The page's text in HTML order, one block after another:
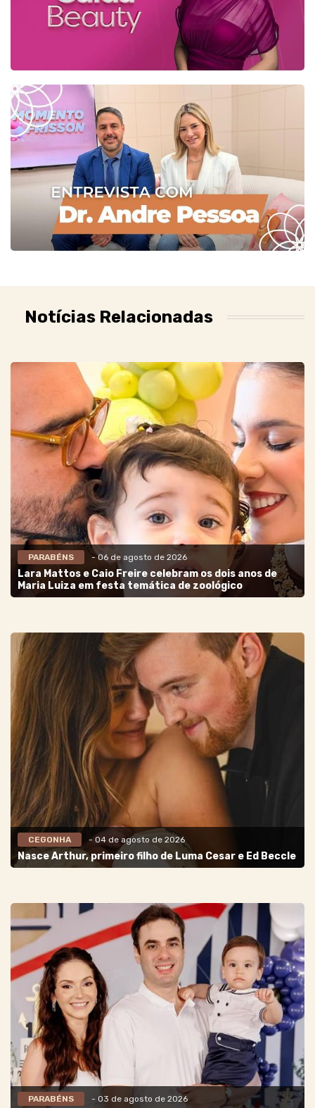
Notícias Relacionadas
PARABÉNS - 06 de agosto de 2026
Lara Mattos e Caio Freire celebram os dois anos de
Maria Luiza em festa temática de zoológico
CEGONHA - 04 de agosto de 2026
Nasce Arthur, primeiro filho de Luma Cesar e Ed Beccle
PARABÉNS - 03 de agosto de 2026